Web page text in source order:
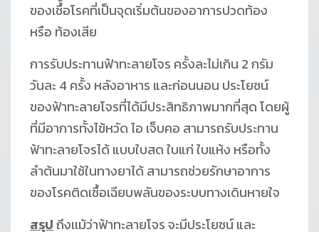
ของเชื้้อโรคที่เป็นจุดเริ่มต้นของอาการปวดท้อง
หรือ ท้องเสีย
การรับประทานฟ้าทะลายโจร ครั้งละไม่เกิน 2 กรัม
วันละ 4 ครั้ง หลังอาหาร และก่อนนอน ประโยชน์
ของฟ้าทะลายโจรที่ได้มีประสิทธิภาพมากที่สุด โดยผู้
ที่มีอาการทั้งไข้หวัด ไอ เจ็บคอ สามารถรับประทาน
ฟ้าทะลายโจรได้ แบบใบสด ใบแก่ ใบแห้ง หรือทั้ง
ลำต้นมาใช้ในทางยาได้ สามารถช่วยรักษาอาการ
ของโรคติดเชื้อเฉียบพลันของระบบทางเดินหายใจ
สรุปถึงเเม้ว่าฟ้าทะลายโจร จะมีประโยชน์ และ